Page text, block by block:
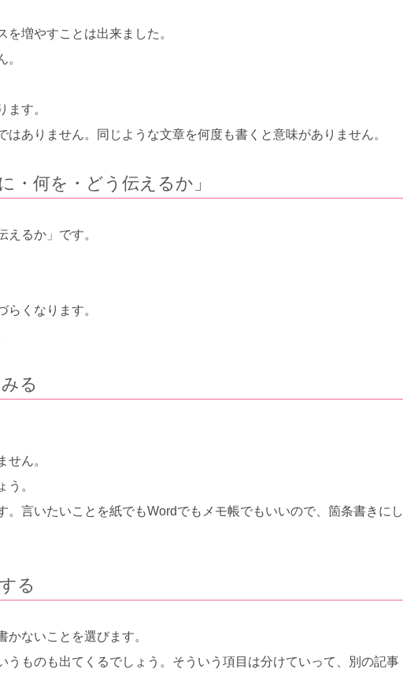
増やすことは出来ました。
。
ます。
ありません。同じような文章を何度も書くと意味がありません。
・何を・どう伝えるか」
るか」です。
くなります。
る
せん。
う。
。言いたいことを紙でもWordでもメモ帳でもいいので、箇条書きにし
る
ないことを選びます。
うものも出てくるでしょう。そういう項目は分けていって、別の記事